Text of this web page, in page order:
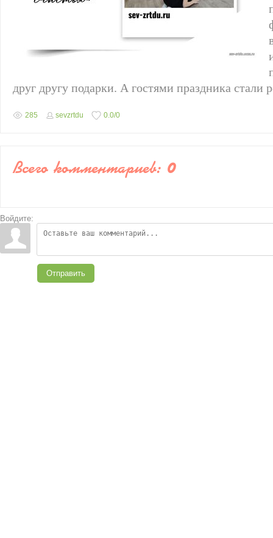
друг другу подарки. А гостями праздника стали
285 sevzrtdu 0.0/0
Всего комментариев: 0
Войдите:
Отправить